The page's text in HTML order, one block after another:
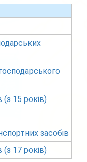
(з 15 років)
засобів
(з 17 років)